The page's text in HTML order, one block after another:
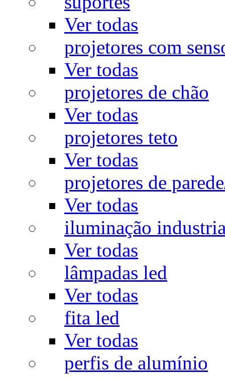
Ver todas
projetores com
Ver todas
projetores de chão
Ver todas
projetores teto
Ver todas
projetores de
Ver todas
iluminação
Ver todas
lâmpadas led
Ver todas
fita led
Ver todas
perfis de alumínio